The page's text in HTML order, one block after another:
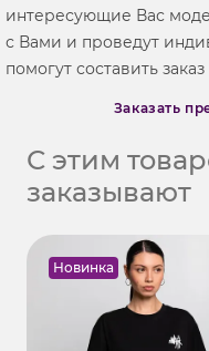
интересующие Вас
с Вами и проведут
помогут составить
Заказать
С этим
заказывают
Новинка